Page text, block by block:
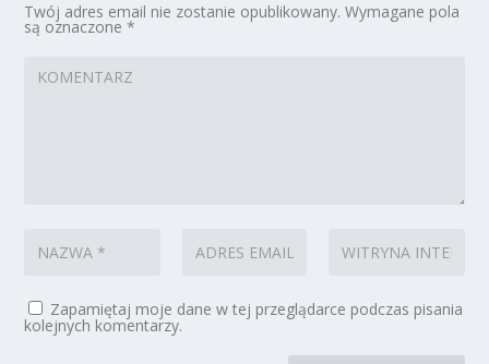
Twój adres email nie zostanie opublikowany. Wymagane pola
są oznaczone*
Zapamiętaj moje dane w tej przeglądarce podczas pisania
kolejnych komentarzy.